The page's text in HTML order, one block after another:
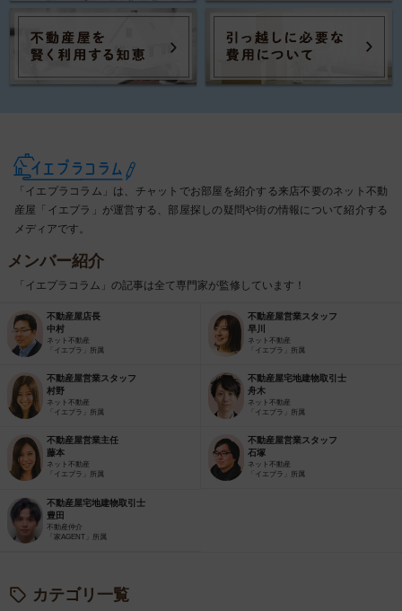
「イエプラコラム」は、チャットでお部屋を紹介する来店不要のネット不動
産屋「イエプラ」が運営する、部屋探しの疑問や街の情報について紹介する
メディアです。
メンバー紹介
「イエプラコラム」の記事は全て専門家が監修しています！
不動産屋店長
中村
ネット不動産
「イエプラ」所属
不動産屋営業スタッフ
早川
ネット不動産
「イエプラ」所属
不動産屋営業スタッフ
村野
ネット不動産
「イエプラ」所属
不動産屋宅地建物取引士
舟木
ネット不動産
「イエプラ」所属
不動産屋営業主任
藤本
ネット不動産
「イエプラ」所属
不動産屋営業スタッフ
石塚
ネット不動産
「イエプラ」所属
不動産屋宅地建物取引士
豊田
不動産仲介
「家AGENT」所属
カテゴリ一覧